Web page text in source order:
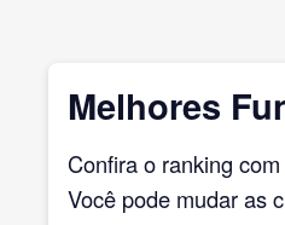
Melhores
Confira o ranking
Você pode mudar as